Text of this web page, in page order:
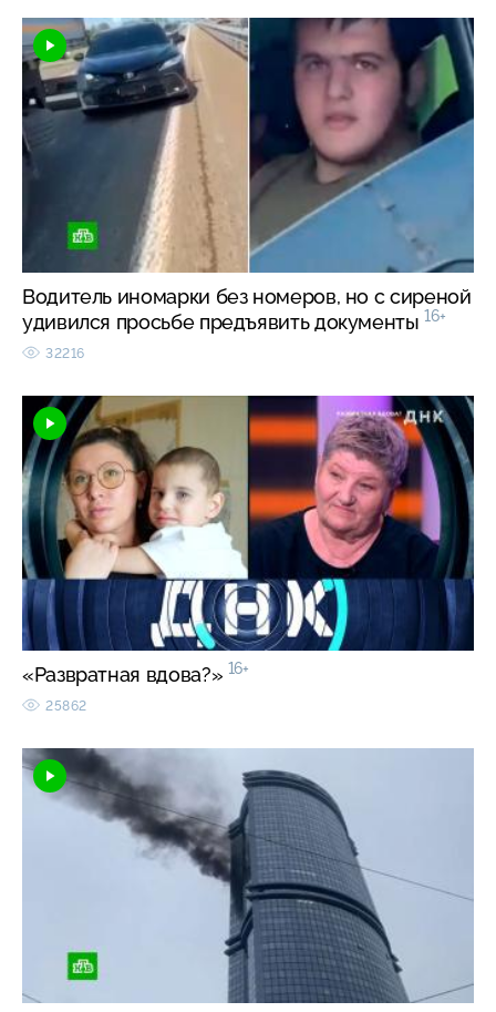
Водитель иномарки без номеров, но с сиреной
удивился просьбе предъявить документы 16+
32216
«Развратная вдова?» 16+
25862